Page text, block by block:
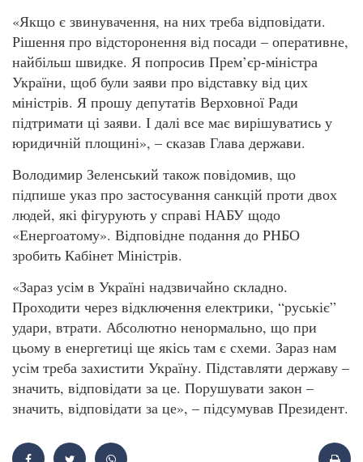
«Якщо є звинувачення, на них треба відповідати.
Рішення про відсторонення від посади – оперативне,
найбільш швидке. Я попросив Прем’єр-міністра
України, щоб були заяви про відставку від цих
міністрів. Я прошу депутатів Верховної Ради
підтримати ці заяви. І далі все має вирішуватись у
юридичній площині», – сказав Глава держави.
Володимир Зеленський також повідомив, що
підпише указ про застосування санкцій проти двох
людей, які фігурують у справі НАБУ щодо
«Енергоатому». Відповідне подання до РНБО
зробить Кабінет Міністрів.
«Зараз усім в Україні надзвичайно складно.
Проходити через відключення електрики, “руськіє”
удари, втрати. Абсолютно ненормально, що при
цьому в енергетиці ще якісь там є схеми. Зараз нам
усім треба захистити Україну. Підставляти державу –
значить, відповідати за це. Порушувати закон –
значить, відповідати за це», – підсумував Президент.